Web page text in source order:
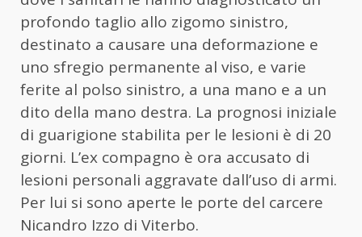
profondo taglio allo zigomo sinistro,
destinato a causare una deformazione e
uno sfregio permanente al viso, e varie
ferite al polso sinistro, a una mano e a un
dito della mano destra. La prognosi iniziale
di guarigione stabilita per le lesioni è di 20
giorni. L’ex compagno è ora accusato di
lesioni personali aggravate dall’uso di armi.
Per lui si sono aperte le porte del carcere
Nicandro Izzo di Viterbo.